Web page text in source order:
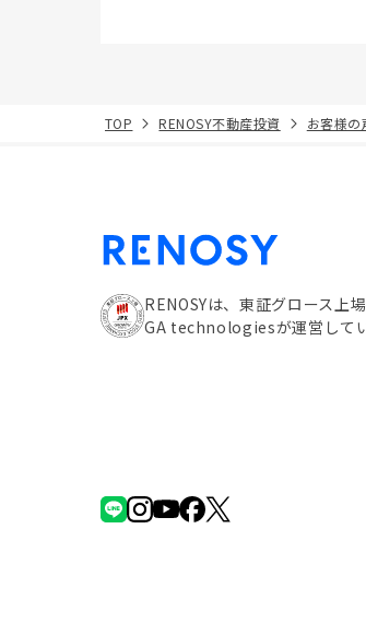
TOP RENOSY不動産投資 お客様の
RENOSYは、東証グロース上
GA technologiesが運営してい